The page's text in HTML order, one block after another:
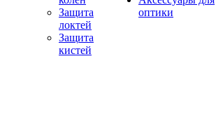
Защита
локтей
Защита
кистей
оптики